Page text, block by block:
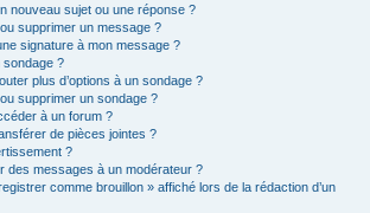
nouveau sujet ou une réponse ?
supprimer un message ?
signature à mon message ?
sondage ?
plus d’options à un sondage ?
supprimer un sondage ?
à un forum ?
de pièces jointes ?
?
des messages à un modérateur ?
comme brouillon » affiché lors de la rédaction d’un